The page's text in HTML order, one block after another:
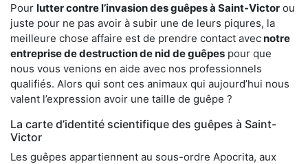
Pour lutter contre l’invasion des guêpes à Saint-Victor ou
juste pour ne pas avoir à subir une de leurs piqures, la
meilleure chose affaire est de prendre contact avecnotre
entreprise de destruction de nid de guêpes pour que
nous vous venions en aide avec nos professionnels
qualifiés. Alors qui sont ces animaux qui aujourd’hui nous
valent l’expression avoir une taille de guêpe ?
La carte d’identité scientifique des guêpes à Saint-
Victor
Les guêpes appartiennent au sous-ordre Apocrita, aux